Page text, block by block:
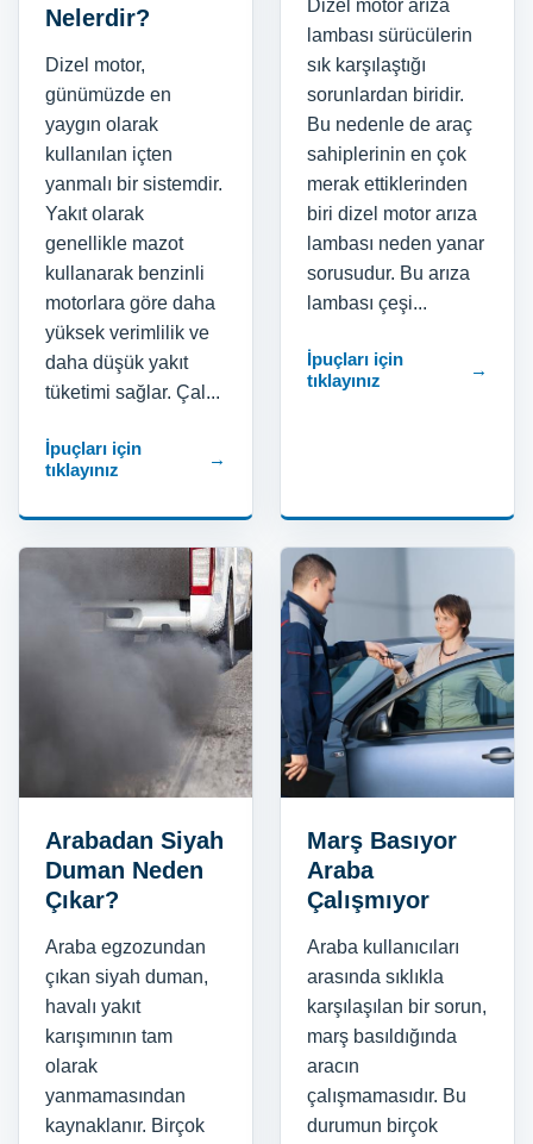
Nelerdir?
Dizel motor,
günümüzde en
yaygın olarak
kullanılan içten
yanmalı bir sistemdir.
Yakıt olarak
genellikle mazot
kullanarak benzinli
motorlara göre daha
yüksek verimlilik ve
daha düşük yakıt
tüketimi sağlar. Çal...
İpuçları için
tıklayınız
→
Dizel motor arıza
lambası sürücülerin
sık karşılaştığı
sorunlardan biridir.
Bu nedenle de araç
sahiplerinin en çok
merak ettiklerinden
biri dizel motor arıza
lambası neden yanar
sorusudur. Bu arıza
lambası çeşi...
İpuçları için
tıklayınız
→
Arabadan Siyah
Duman Neden
Çıkar?
Araba egzozundan
çıkan siyah duman,
havalı yakıt
karışımının tam
olarak
yanmamasından
kaynaklanır. Birçok
Marş Basıyor
Araba
Çalışmıyor
Araba kullanıcıları
arasında sıklıkla
karşılaşılan bir sorun,
marş basıldığında
aracın
çalışmamasıdır. Bu
durumun birçok